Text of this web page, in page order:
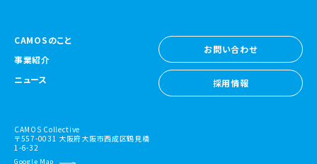
CAMOSのこと
事業紹介
ニュース
お問い合わせ
お問い合わせ
採用情報
CAMOS Collective
〒557-0031 大阪府大阪市西成区鶴見橋
1-6-32
Google Map